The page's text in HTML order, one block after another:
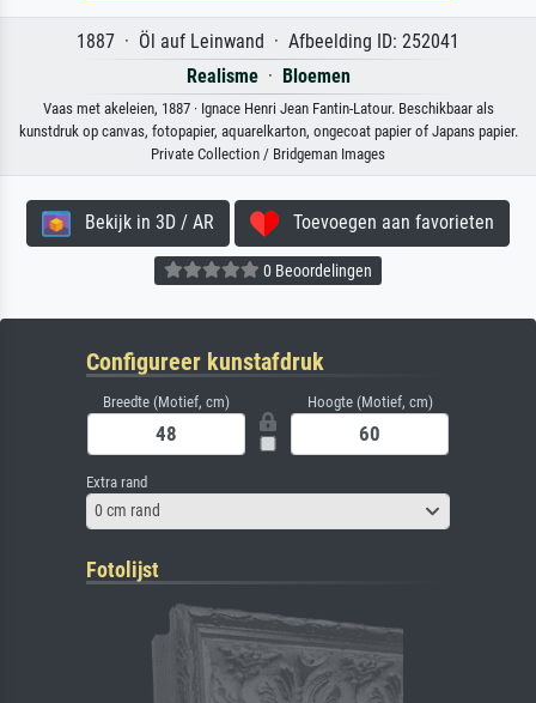
1887 · Öl auf Leinwand · Afbeelding ID: 252041
Realisme· Bloemen
Vaas met akeleien, 1887 · Ignace Henri Jean Fantin-Latour. Beschikbaar als
kunstdruk op canvas, fotopapier, aquarelkarton, ongecoat papier of Japans papier.
Private Collection / Bridgeman Images
Bekijk in 3D / AR Toevoegen aan favorieten
0 Beoordelingen
Configureer kunstafdruk
Breedte (Motief, cm) Hoogte (Motief, cm)
Extra rand
0 cm rand
Fotolijst